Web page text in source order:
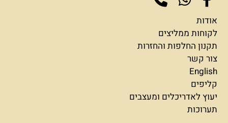
אודות
לקוחות ממליצים
תקנון החלפות והחזרות
צור קשר
English
קליפים
יעוץ לאדריכלים ומעצבים
תערוכות